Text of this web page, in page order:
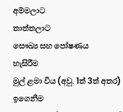
අම්මලාට
තාත්තලාට
සෞඛ්‍ය සහ පෝෂණය
හැසිරීම
මුල් ළමා විය (අවු. 1ත් 3ත් අතර)
ඉගෙනීම